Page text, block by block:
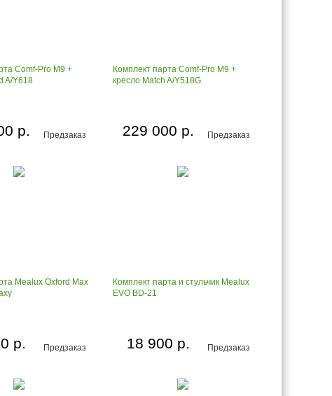
Comf-Pro M9 +
A/Y618
Предзаказ
р.
Комплект парта Comf-Pro M9 +
кресло Match A/Y518G
Предзаказ
229 000 р.
Mealux Oxford Max
Предзаказ
р.
Комплект парта и стульчик Mealux
EVO BD-21
Предзаказ
18 900 р.